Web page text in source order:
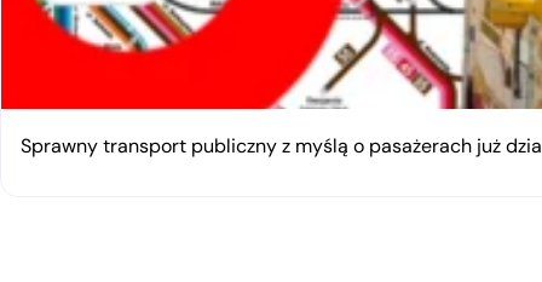
Sprawny transport publiczny z myślą o pasażerach już